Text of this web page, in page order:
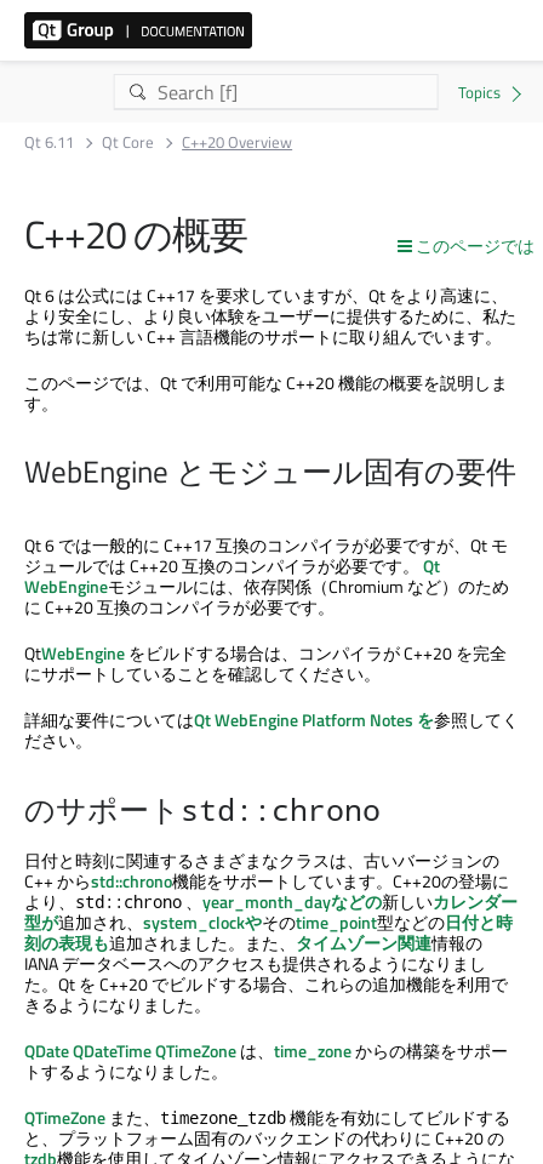
Qt 6.11 Qt Core C++20 Overview
このページでは
C++20 の概要
Qt 6 は公式には C++17 を要求していますが、Qt をより高速に、
より安全にし、より良い体験をユーザーに提供するために、私た
ちは常に新しい C++ 言語機能のサポートに取り組んでいます。
このページでは、Qt で利用可能な C++20 機能の概要を説明しま
す。
WebEngine とモジュール固有の要件
Qt 6 では一般的に C++17 互換のコンパイラが必要ですが、Qt モ
ジュールでは C++20 互換のコンパイラが必要です。 Qt
WebEngineモジュールには、依存関係（Chromium など）のため
に C++20 互換のコンパイラが必要です。
QtWebEngineをビルドする場合は、コンパイラが C++20 を完全
にサポートしていることを確認してください。
詳細な要件についてはQt WebEnginePlatform Notes を参照してく
ださい。
のサポート std::chrono
日付と時刻に関連するさまざまなクラスは、古いバージョンの
C++ からstd::chrono機能をサポートしています。C++20の登場に
より、 std::chrono 、 year_month_dayなどの新しいカレンダー
型が追加され、 system_clockやそのtime_point型などの日付と時
刻の表現も追加されました。また、 タイムゾーン関連情報の
IANA データベースへのアクセスも提供されるようになりまし
た。Qt を C++20 でビルドする場合、これらの追加機能を利用で
きるようになりました。
QDateQDateTimeQTimeZoneは、 time_zoneからの構築をサポー
トするようになりました。
QTimeZone また、 timezone_tzdb機能を有効にしてビルドする
と、プラットフォーム固有のバックエンドの代わりに C++20 の
tzdb機能を使用してタイムゾーン情報にアクセスできるようにな